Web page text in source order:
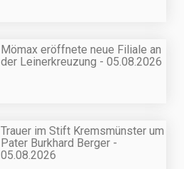
Mömax eröffnete neue Filiale an
der Leinerkreuzung - 05.08.2026
Trauer im Stift Kremsmünster um
Pater Burkhard Berger -
05.08.2026